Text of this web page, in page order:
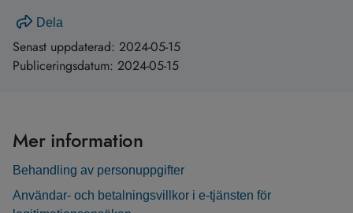
Dela
Senast uppdaterad: 2024-05-15
Publiceringsdatum: 2024-05-15
Mer information
Behandling av personuppgifter
Användar- och betalningsvillkor i e-tjänsten för